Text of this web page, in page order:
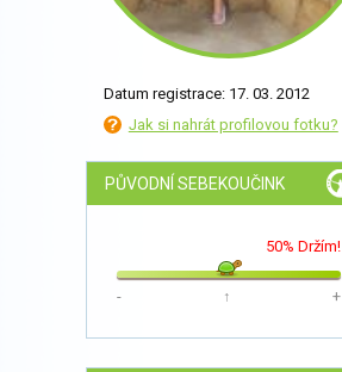
Datum registrace: 17. 03. 2012
Jak si nahrát profilovou fotku?
PŮVODNÍ SEBEKOUČINK
50% Držím!
- ↑ +